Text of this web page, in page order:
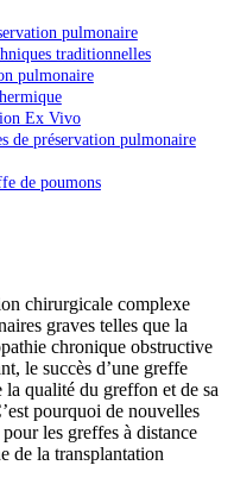
pulmonaire
traditionnelles
pulmonaire
Ex Vivo
de préservation pulmonaire
de poumons
chirurgicale complexe
graves telles que la
chronique obstructive
le succès d’une greffe
qualité du greffon et de sa
pourquoi de nouvelles
les greffes à distance
de la transplantation